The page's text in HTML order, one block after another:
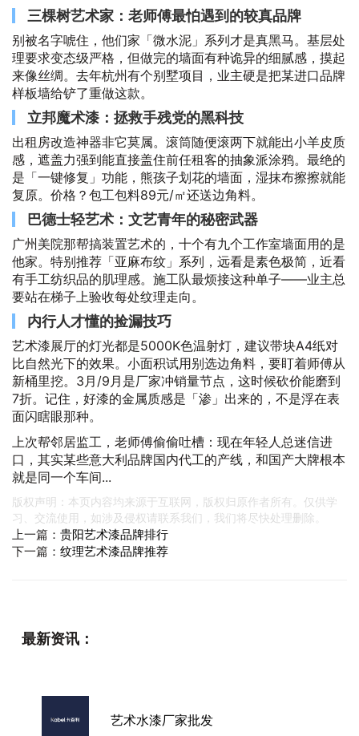
三棵树艺术家：老师傅最怕遇到的较真品牌
别被名字唬住，他们家「微水泥」系列才是真黑马。基层处
理要求变态级严格，但做完的墙面有种诡异的细腻感，摸起
来像丝绸。去年杭州有个别墅项目，业主硬是把某进口品牌
样板墙给铲了重做这款。
立邦魔术漆：拯救手残党的黑科技
出租房改造神器非它莫属。滚筒随便滚两下就能出小羊皮质
感，遮盖力强到能直接盖住前任租客的抽象派涂鸦。最绝的
是「一键修复」功能，熊孩子划花的墙面，湿抹布擦擦就能
复原。价格？包工包料89元/㎡还送边角料。
巴德士轻艺术：文艺青年的秘密武器
广州美院那帮搞装置艺术的，十个有九个工作室墙面用的是
他家。特别推荐「亚麻布纹」系列，远看是素色极简，近看
有手工纺织品的肌理感。施工队最烦接这种单子——业主总
要站在梯子上验收每处纹理走向。
内行人才懂的捡漏技巧
艺术漆展厅的灯光都是5000K色温射灯，建议带块A4纸对
比自然光下的效果。小面积试用别选边角料，要盯着师傅从
新桶里挖。3月/9月是厂家冲销量节点，这时候砍价能磨到
7折。记住，好漆的金属质感是「渗」出来的，不是浮在表
面闪瞎眼那种。
上次帮邻居监工，老师傅偷偷吐槽：现在年轻人总迷信进
口，其实某些意大利品牌国内代工的产线，和国产大牌根本
就是同一个车间...
版权声明：本页内容均来源于互联网，版权归原作者所有。仅供学
习、交流使用，如涉及侵权请联系我们，我们将尽快处理删除。
上一篇： 贵阳艺术漆品牌排行
下一篇： 纹理艺术漆品牌推荐
最新资讯：
艺术水漆厂家批发